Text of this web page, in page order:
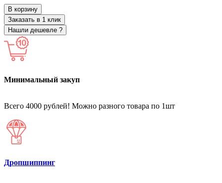
В корзину
Заказать в 1 клик
Нашли дешевле ?
Минимальный закуп
Всего 4000 рублей! Можно разного товара по 1шт
Дропшиппинг